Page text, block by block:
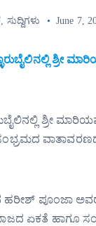
, ಸುದ್ದಿಗಳು June 7,
ಶ್ರೀ
ಹರೀಶ್ ಪೂಂಜಾ
ಏಕತೆ ಹಾಗೂ